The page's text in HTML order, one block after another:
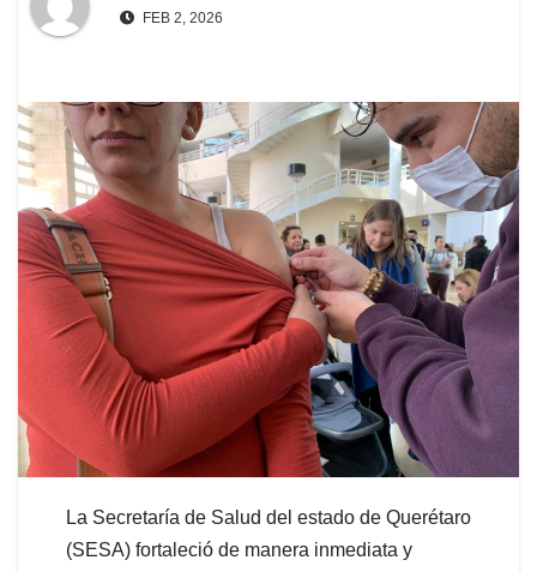
FEB 2, 2026
La Secretaría de Salud del estado de Querétaro
(SESA) fortaleció de manera inmediata y